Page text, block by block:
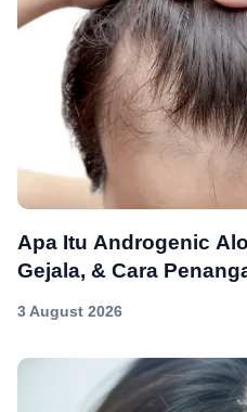
Apa Itu Androgenic
Gejala, & Cara
3 August 2026